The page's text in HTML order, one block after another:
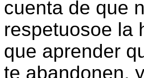
cuenta de que
respetuosoe la
que aprender
te abandonen,